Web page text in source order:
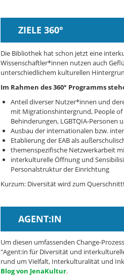
ZIELE 360°
Die Bibliothek hat schon jetzt eine
Wissenschaftler*innen nutzen auch
unterschiedlichem kulturellen
Im Rahmen des 360° Programms
Anteil diverser Nutzer*innen und
mit Migrationshintergrund, People
Behinderungen, LGBTQIA-Personen
Ausbau der internationalen bzw.
Etablierung der EAB als
themenspezifische Netzwerkarbeit
interkulturelle Öffnung und
Personalstruktur der Einrichtung
Kurzum: Diversität wird zum
AGENT:IN
Um diesen umfassenden Change-
"Agent:in für Diversität und
rund um Vielfalt, Interkulturalität und
Blog von JenaKultur.